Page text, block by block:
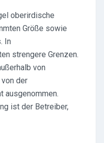
oberirdische
Größe sowie
In
strengere Grenzen.
von
der
ausgenommen.
ist der Betreiber,